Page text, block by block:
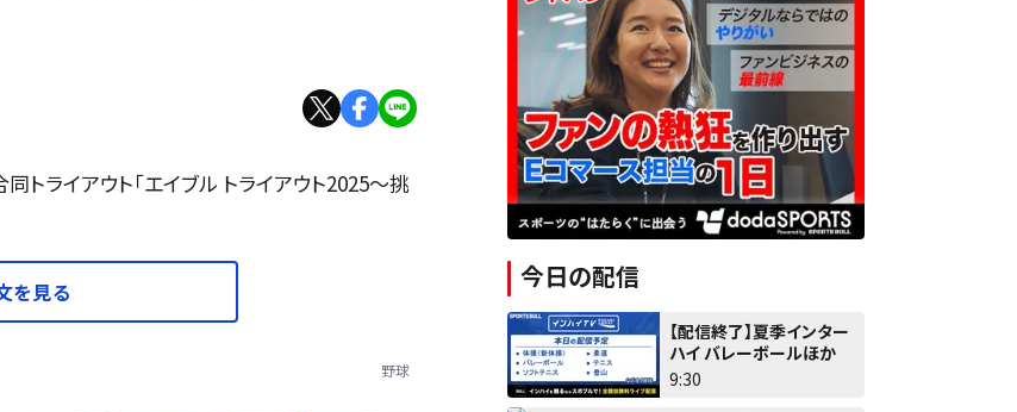
ライアウト「エイブル トライアウト2025～挑
を見る
野球
今日の配信
【配信終了】夏季インター
ハイ バレーボールほか
9:30